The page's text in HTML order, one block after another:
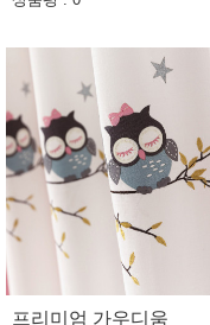
프리미엄 가우디움